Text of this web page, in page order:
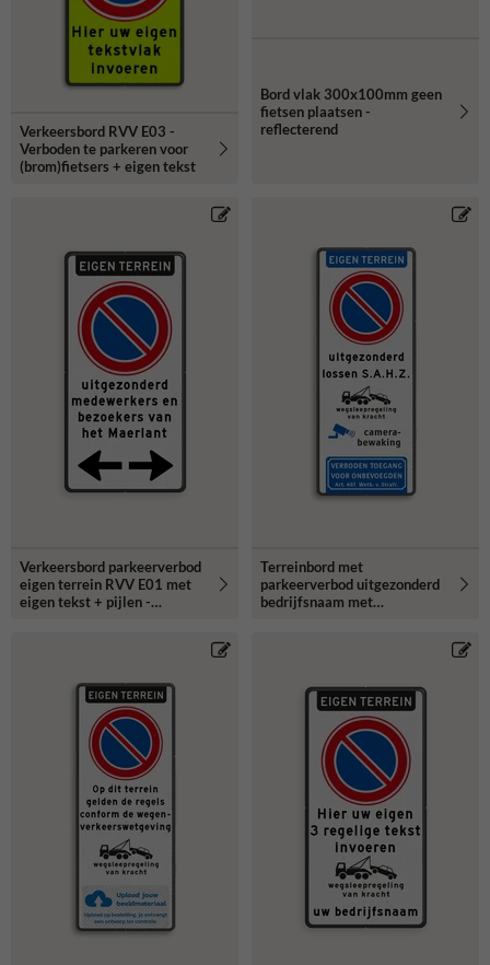
Verkeersbord RVV E03 -
Verboden te parkeren voor
(brom)fietsers + eigen tekst
Bord vlak 300x100mm geen
fietsen plaatsen -
reflecterend
Verkeersbord parkeerverbod
eigen terrein RVV E01 met
eigen tekst + pijlen -
Terreinbord met
parkeerverbod uitgezonderd
bedrijfsnaam met